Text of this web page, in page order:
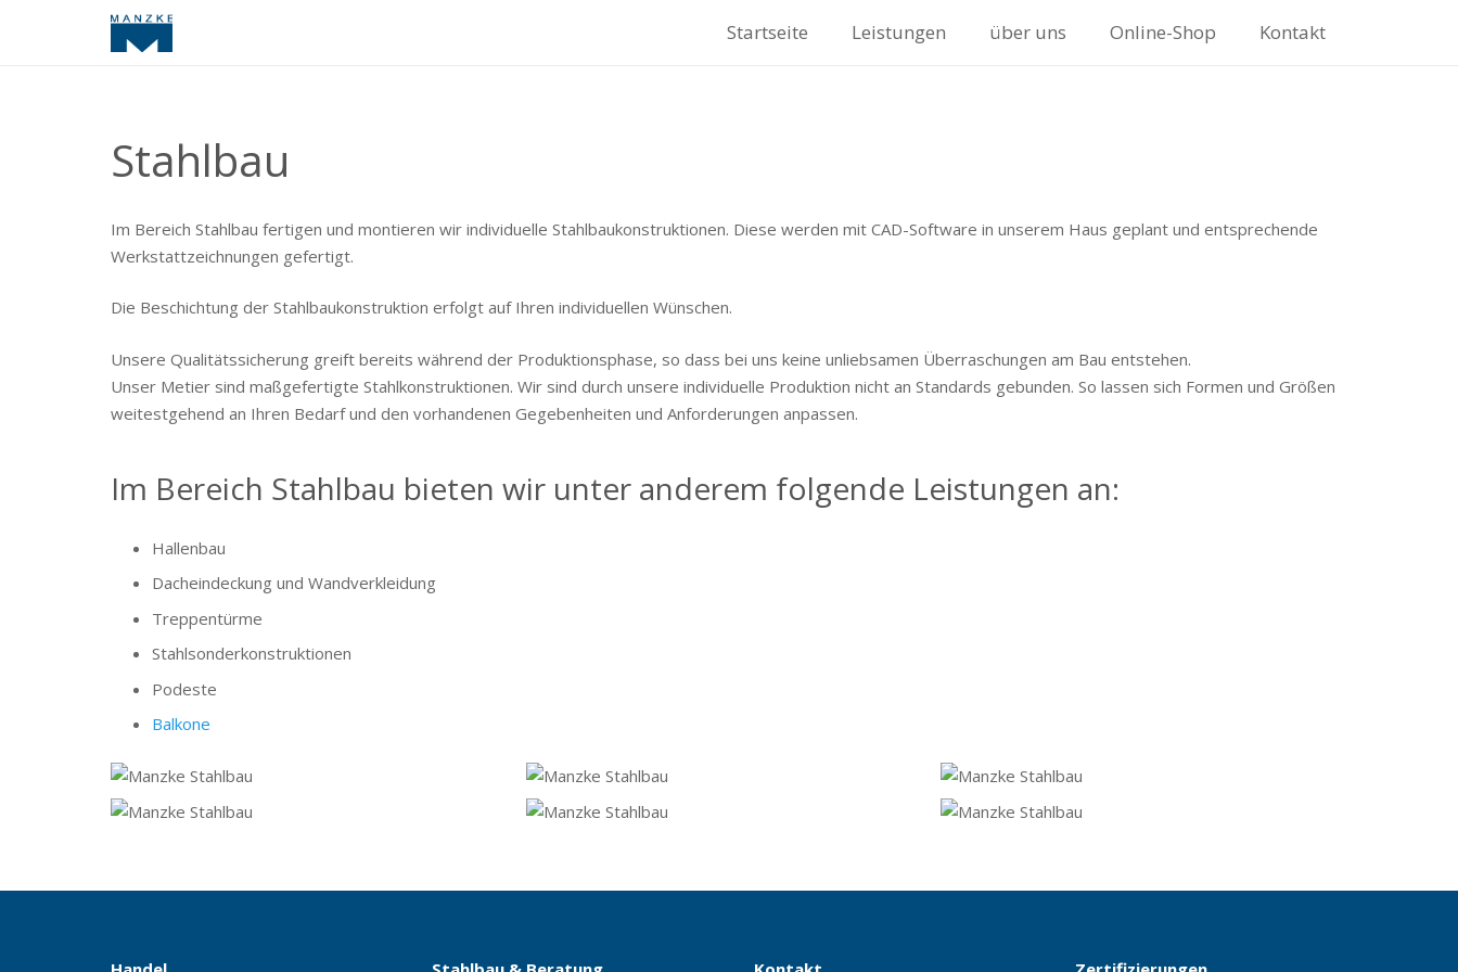
Startseite Leistungen über uns Online-Shop Kontakt
Stahlbau
Im Bereich Stahlbau fertigen und montieren wir individuelle Stahlbaukonstruktionen. Diese werden mit CAD-Software in unserem Haus geplant und entsprechende
Werkstattzeichnungen gefertigt.
Die Beschichtung der Stahlbaukonstruktion erfolgt auf Ihren individuellen Wünschen.
Unsere Qualitätssicherung greift bereits während der Produktionsphase, so dass bei uns keine unliebsamen Überraschungen am Bau entstehen.
Unser Metier sind maßgefertigte Stahlkonstruktionen. Wir sind durch unsere individuelle Produktion nicht an Standards gebunden. So lassen sich Formen und Größen
weitestgehend an Ihren Bedarf und den vorhandenen Gegebenheiten und Anforderungen anpassen.
Im Bereich Stahlbau bieten wir unter anderem folgende Leistungen an:
Hallenbau
Dacheindeckung und Wandverkleidung
Treppentürme
Stahlsonderkonstruktionen
Podeste
Balkone